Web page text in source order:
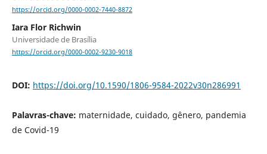
https://orcid.org/0000-0002-7440-8872
Iara Flor Richwin
Universidade de Brasília
https://orcid.org/0000-0002-9230-9018
DOI: https://doi.org/10.1590/1806-9584-2022v30n286991
Palavras-chave: maternidade, cuidado, gênero, pandemia
de Covid-19